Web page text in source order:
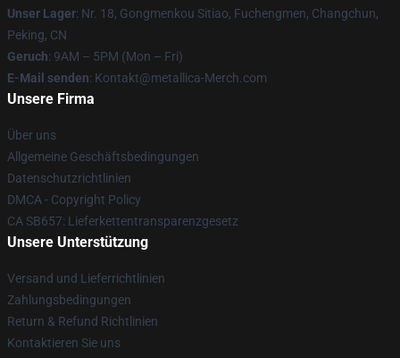
Unser Lager: Nr. 18, Gongmenkou Sitiao, Fuchengmen, Changchun,
Peking, CN
Geruch: 9AM – 5PM (Mon – Fri)
E-Mail senden: Kontakt@metallica-Merch.com
Unsere Firma
Über uns
Allgemeine Geschäftsbedingungen
Datenschutzrichtlinien
DMCA - Copyright Policy
CA SB657: Lieferkettentransparenzgesetz
Unsere Unterstützung
Versand und Lieferrichtlinien
Zahlungsbedingungen
Return & Refund Richtlinien
Kontaktieren Sie uns